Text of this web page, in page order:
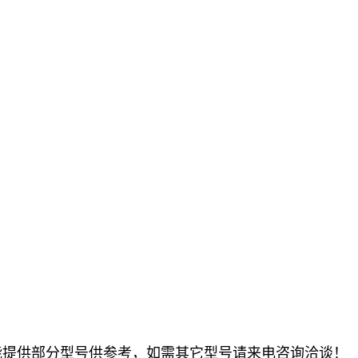
供部分型号供参考，如需其它型号请来电咨询洽谈！